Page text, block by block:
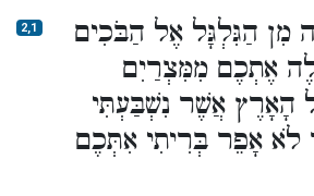
2,1
מִן הַגִּלְגָּל אֶל הַבֹּכִים
אֶתְכֶם מִמִּצְרַיִם
הָאָרֶץ אֲשֶׁר נִשְׁבַּעְתִּי
לֹא אָפֵר בְּרִיתִי אִתְּכֶם